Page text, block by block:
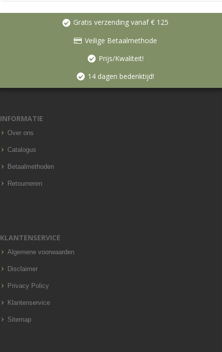
Gratis verzending vanaf € 125
Veilige Betaalmethode
Prijs/Kwaliteit!
14 dagen bedenktijd!
INFORMATIE
Over ons
Catalogus
Betaalmethoden
Retourneren
KLANTENSERVICE
Algemene voorwaarden
Disclaimer
Privacy Policy
Klantenservice
Sitemap